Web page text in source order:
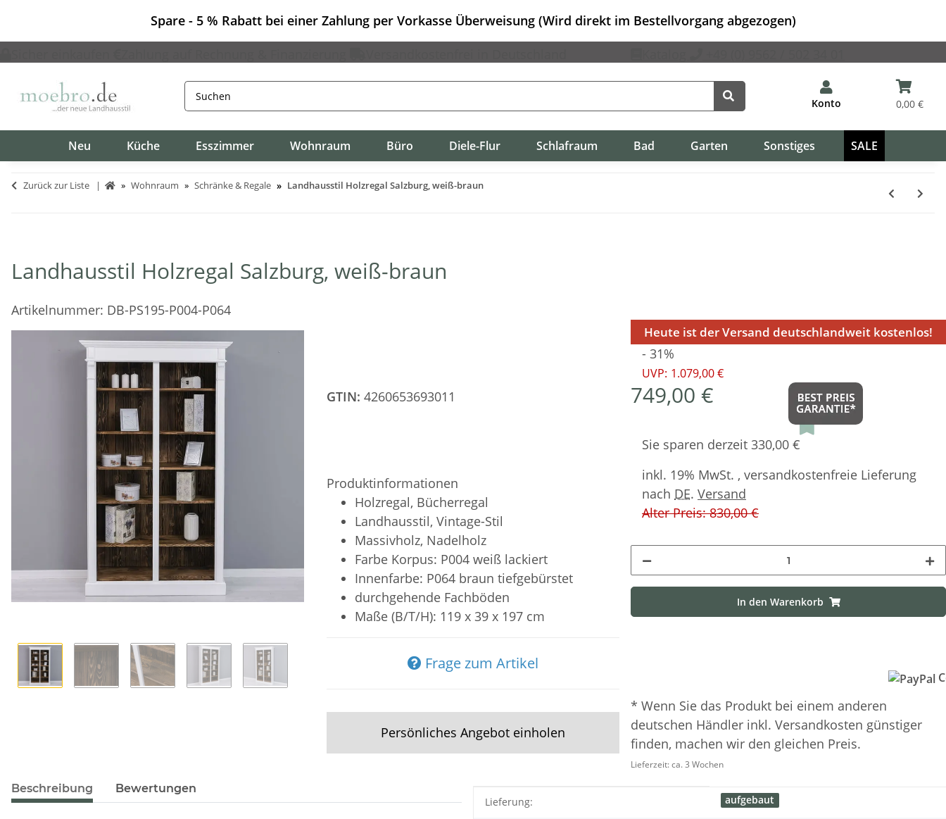
Spare - 5 % Rabatt bei einer Zahlung per Vorkasse Überweisung (Wird direkt im Bestellvorgang abgezogen)
Konto 0,00 €
Neu Küche Esszimmer Wohnraum Büro Diele-Flur Schlafraum Bad Garten Sonstiges SALE
Zurück zur Liste Wohnraum Schränke & Regale Landhausstil Holzregal Salzburg, weiß-braun
Landhausstil Holzregal Salzburg, weiß-braun
Artikelnummer: DB-PS195-P004-P064
GTIN: 4260653693011
Produktinformationen
Holzregal, Bücherregal
Landhausstil, Vintage-Stil
Massivholz, Nadelholz
Farbe Korpus: P004 weiß lackiert
Innenfarbe: P064 braun tiefgebürstet
durchgehende Fachböden
Maße (B/T/H): 119 x 39 x 197 cm
Frage zum Artikel
Persönliches Angebot einholen
Heute ist der Versand deutschlandweit kostenlos!
- 31%
UVP: 1.079,00 €
749,00 €
Sie sparen derzeit 330,00 €
inkl. 19% MwSt. , versandkostenfreie Lieferung
nach DE. Versand
Alter Preis: 830,00 €
In den Warenkorb
* Wenn Sie das Produkt bei einem anderen
deutschen Händler inkl. Versandkosten günstiger
finden, machen wir den gleichen Preis.
Lieferzeit:ca. 3 Wochen
Beschreibung Bewertungen Produkteigenschaft
Wert
Lieferung: aufgebaut